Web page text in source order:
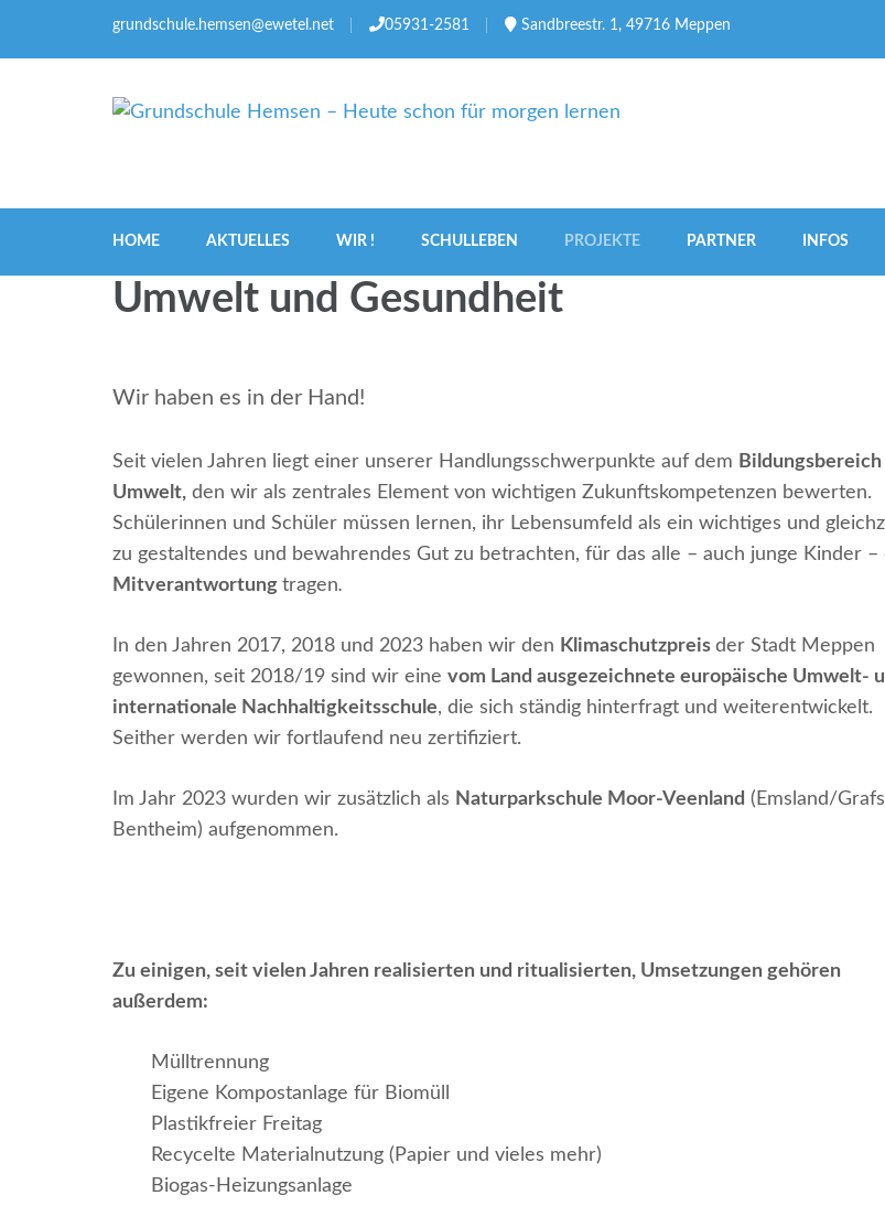
grundschule.hemsen@ewetel.net 05931-2581 Sandbreestr. 1, 49716 Meppen
HOME AKTUELLES WIR ! SCHULLEBEN PROJEKTE PARTNER INFOS
Umwelt und Gesundheit
Wir haben es in der Hand!
Seit vielen Jahren liegt einer unserer Handlungsschwerpunkte auf dem Bildungsbereich
Umwelt, den wir als zentrales Element von wichtigen Zukunftskompetenzen bewerten.
Schülerinnen und Schüler müssen lernen, ihr Lebensumfeld als ein wichtiges und
zu gestaltendes und bewahrendes Gut zu betrachten, für das alle – auch junge Kinder –
Mitverantwortung tragen.
In den Jahren 2017, 2018 und 2023 haben wir den Klimaschutzpreis der Stadt Meppen
gewonnen, seit 2018/19 sind wir eine vom Land ausgezeichnete europäische Umwelt-
internationale Nachhaltigkeitsschule, die sich ständig hinterfragt und weiterentwickelt.
Seither werden wir fortlaufend neu zertifiziert.
Im Jahr 2023 wurden wir zusätzlich als Naturparkschule Moor-Veenland (Emsland/
Bentheim) aufgenommen.
Zu einigen, seit vielen Jahren realisierten und ritualisierten, Umsetzungen gehören
außerdem:
Mülltrennung
Eigene Kompostanlage für Biomüll
Plastikfreier Freitag
Recycelte Materialnutzung (Papier und vieles mehr)
Biogas-Heizungsanlage